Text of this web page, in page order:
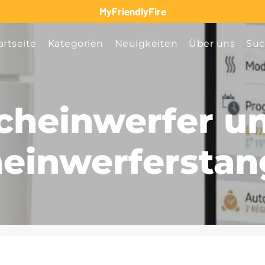
MyFriendlyFire
Kategorien Neuigkeiten Über uns